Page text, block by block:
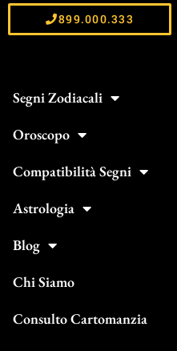
899.000.333
Segni Zodiacali
Oroscopo
Compatibilità Segni
Astrologia
Blog
Chi Siamo
Consulto Cartomanzia